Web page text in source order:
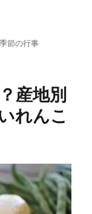
食べるのはなぜ？
節の行事
産地別
れんこ